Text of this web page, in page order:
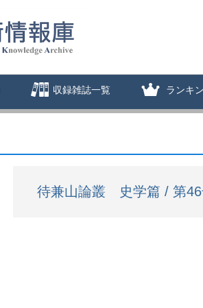
収録雑誌一覧 ランキ
待兼山論叢 史学篇 / 第